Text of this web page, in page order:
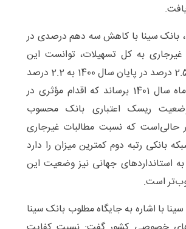
بانک سینا با کاهش سه دهم درصدی در
به کل تسهیلات، توانست این
نسبت را از رقم 2.5 درصد در پایان سال 1400 به 2.2 درصد
در پایان اسفندماه سال 1401 برساند که اقدام مؤثری در
ریسک اعتباری بانک محسوب
حالی‌است که نسبت مطالبات غیرجاری
بانکی رتبه دوم کمترین میزان را دارد
استانداردهای جهانی نیز وضعیت این
است.
با اشاره به جایگاه مطلوب بانک سینا